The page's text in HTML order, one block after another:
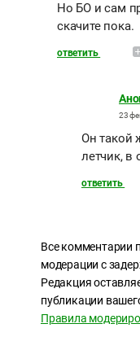
Но БО и сам
скачите пока.
ответить
23
Он такой
летчик, в
ответить
Все комментарии
модерации с
Редакция
публикации
Правила